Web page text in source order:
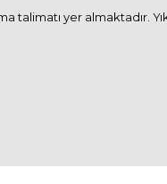
yer almaktadır.